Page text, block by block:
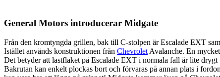
General Motors introducerar Midgate
Från den kromtyngda grillen, bak till C-stolpen är Escalade EXT
Istället används konstruktionen från Chevrolet Avalanche. En
Det betyder att lastflaket på Escalade EXT i normala fall är lite
Bakrutan kan enkelt plockas bort och förvaras på annan plats i